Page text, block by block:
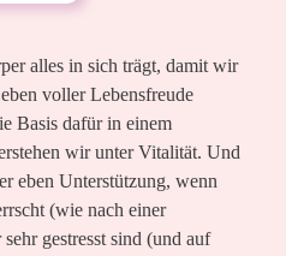
alles in sich trägt, damit wir
voller Lebensfreude
Basis dafür in einem
wir unter Vitalität. Und
eben Unterstützung, wenn
(wie nach einer
gestresst sind (und auf